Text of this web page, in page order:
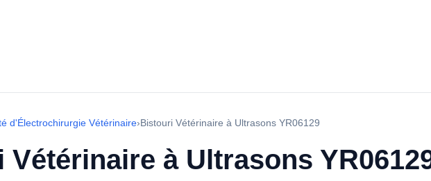
d'Électrochirurgie Vétérinaire›Bistouri Vétérinaire à Ultrasons YR06129
à Ultrasons